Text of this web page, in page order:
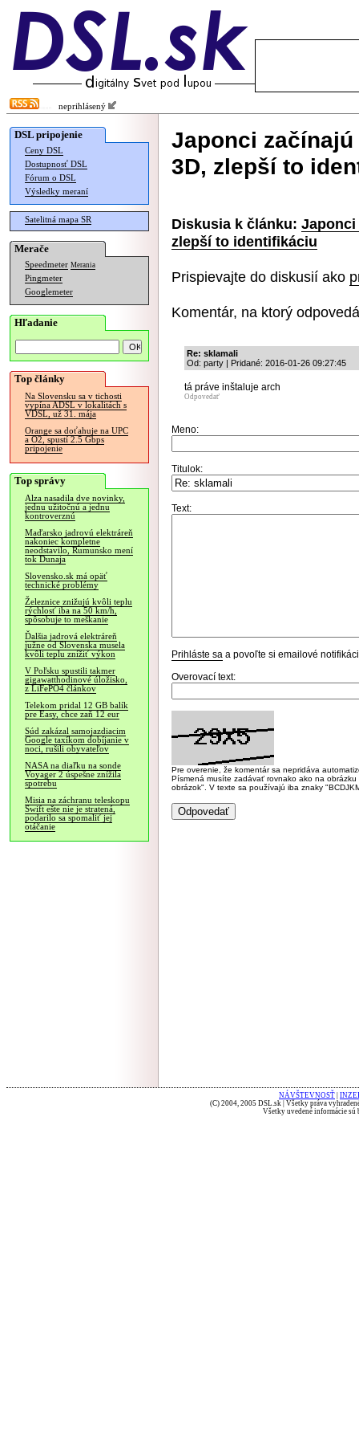
neprihlásený
DSL pripojenie
Ceny DSL
Dostupnosť DSL
Fórum o DSL
Výsledky meraní
Satelitná mapa SR
Merače
Speedmeter Merania
Pingmeter
Googlemeter
Hľadanie
Top články
Na Slovensku sa v tichosti
vypína ADSL v lokalitách s
VDSL, už 31. mája
Orange sa doťahuje na UPC
a O2, spustí 2.5 Gbps
pripojenie
Top správy
Alza nasadila dve novinky,
jednu užitočnú a jednu
kontroverznú
Maďarsko jadrovú elektráreň
nakoniec kompletne
neodstavilo, Rumunsko mení
tok Dunaja
Slovensko.sk má opäť
technické problémy
Železnice znižujú kvôli teplu
rýchlosť iba na 50 km/h,
spôsobuje to meškanie
Ďalšia jadrová elektráreň
južne od Slovenska musela
kvôli teplu znížiť výkon
V Poľsku spustili takmer
gigawatthodinové úložisko,
z LiFePO4 článkov
Telekom pridal 12 GB balík
pre Easy, chce zaň 12 eur
Súd zakázal samojazdiacim
Google taxíkom dobíjanie v
noci, rušili obyvateľov
NASA na diaľku na sonde
Voyager 2 úspešne znížila
spotrebu
Misia na záchranu teleskopu
Swift ešte nie je stratená,
podarilo sa spomaliť jej
otáčanie
Japonci
3D, zlepší to
Diskusia k článku: Japonci
zlepší to identifikáciu
Prispievajte do diskusií ako
Komentár, na ktorý
Re: sklamali
Od: party | Pridané: 2016-01-26 09:27:45
tá práve inštaluje arch
Odpovedať
Meno:
Titulok:
Text:
Prihláste sa a povoľte si emailové
Overovací text:
Pre overenie, že komentár sa nepridáva
Písmená musíte zadávať rovnako ako na
obrázok". V texte sa používajú iba znaky
NÁVŠTEVNOSŤ
(C) 2004, 2005 DSL.sk | Všetky práva
Všetky uvedené informácie sú